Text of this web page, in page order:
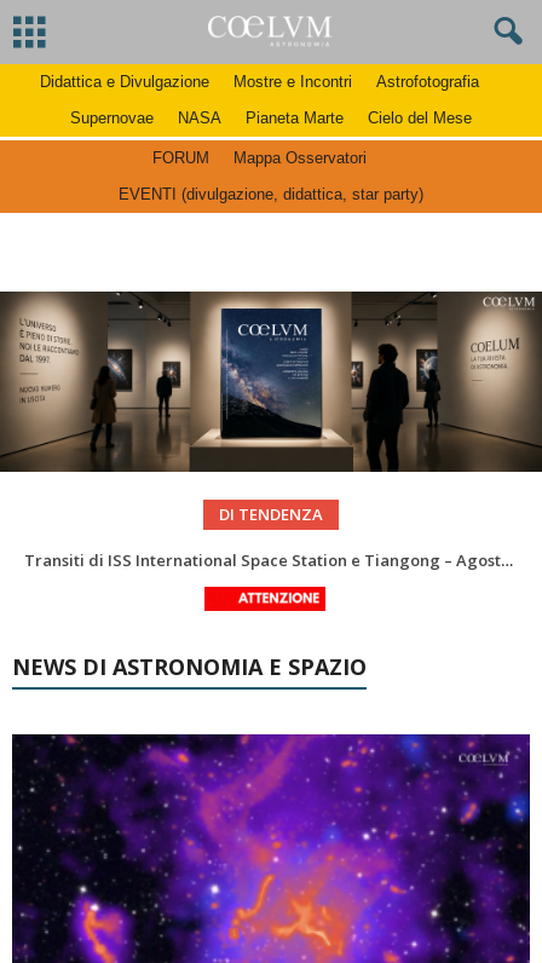
Didattica e Divulgazione Mostre e Incontri
Astrofotografia
Supernovae
NASA Pianeta Marte Cielo del Mese
FORUM
Mappa Osservatori
EVENTI (divulgazione, didattica, star party)
DI TENDENZA
La Luna del Mese – Agosto 2026
NEWS DI ASTRONOMIA E SPAZIO